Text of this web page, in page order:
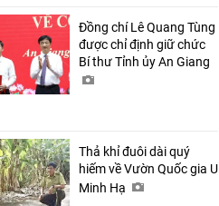
Đồng chí Lê Quang Tùng
được chỉ định giữ chức
Bí thư Tỉnh ủy An Giang
Thả khỉ đuôi dài quý
hiếm về Vườn Quốc gia U
Minh Hạ